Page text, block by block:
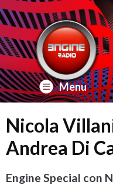
Menu
Nicola
Andrea Di
Engine Special con